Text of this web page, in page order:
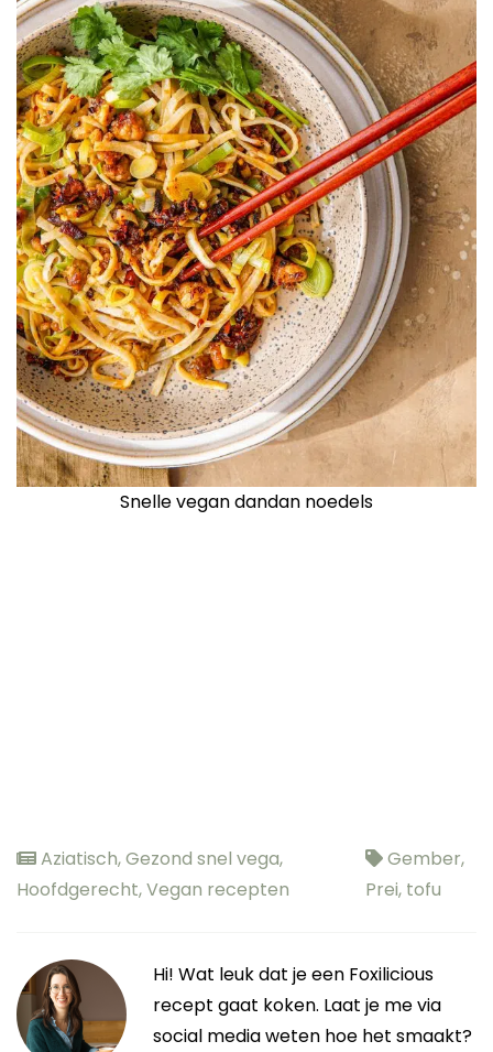
Snelle vegan dandan noedels
Aziatisch,Gezond snel vega,
Hoofdgerecht,Vegan recepten
Gember,
Prei, tofu
Hi! Wat leuk dat je een Foxilicious
recept gaat koken. Laat je me via
social media weten hoe het smaakt?